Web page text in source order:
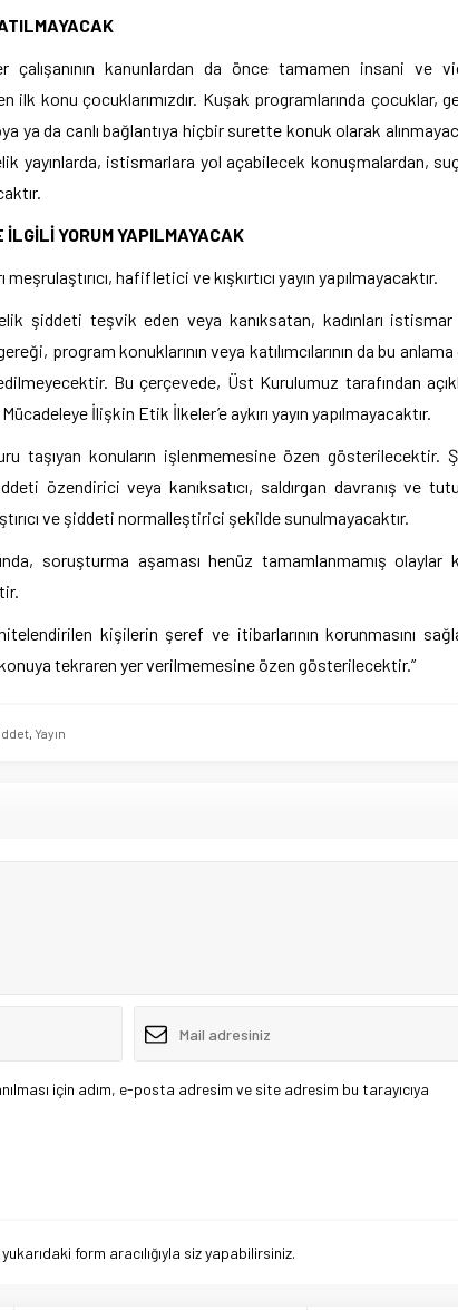
çalışanının kanunlardan da önce tamamen insani ve
ilk konu çocuklarımızdır. Kuşak programlarında çocuklar,
ya da canlı bağlantıya hiçbir surette konuk olarak
yayınlarda, istismarlara yol açabilecek konuşmalardan,
YORUM YAPILMAYACAK
hafifletici ve kışkırtıcı yayın yapılmayacaktır.
şiddeti teşvik eden veya kanıksatan, kadınları istismar
program konuklarının veya katılımcılarının da bu anlama
Bu çerçevede, Üst Kurulumuz tarafından
İlişkin Etik İlkeler’e aykırı yayın yapılmayacaktır.
taşıyan konuların işlenmemesine özen gösterilecektir.
özendirici veya kanıksatıcı, saldırgan davranış ve
ve şiddeti normalleştirici şekilde sunulmayacaktır.
soruşturma aşaması henüz tamamlanmamış olaylar
kişilerin şeref ve itibarlarının korunmasını
konuya tekraren yer verilmemesine özen gösterilecektir.”
, Yayın
için adım, e-posta adresim ve site adresim bu tarayıcıya
form aracılığıyla siz yapabilirsiniz.